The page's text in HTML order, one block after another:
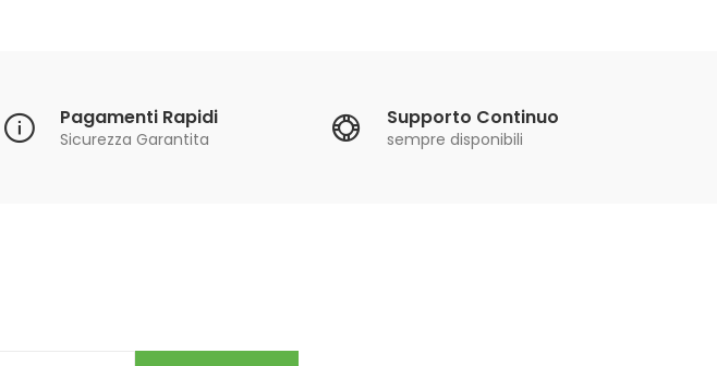
Pagamenti Rapidi
Sicurezza Garantita
Supporto Continuo
sempre disponibili